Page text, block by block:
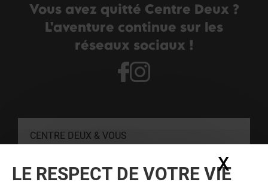
Vous avez quitté Centre Deux ?
L'aventure continue sur les
réseaux sociaux !
CENTRE DEUX & VOUS
CONTACT
LE RESPECT DE VOTRE VIE
X